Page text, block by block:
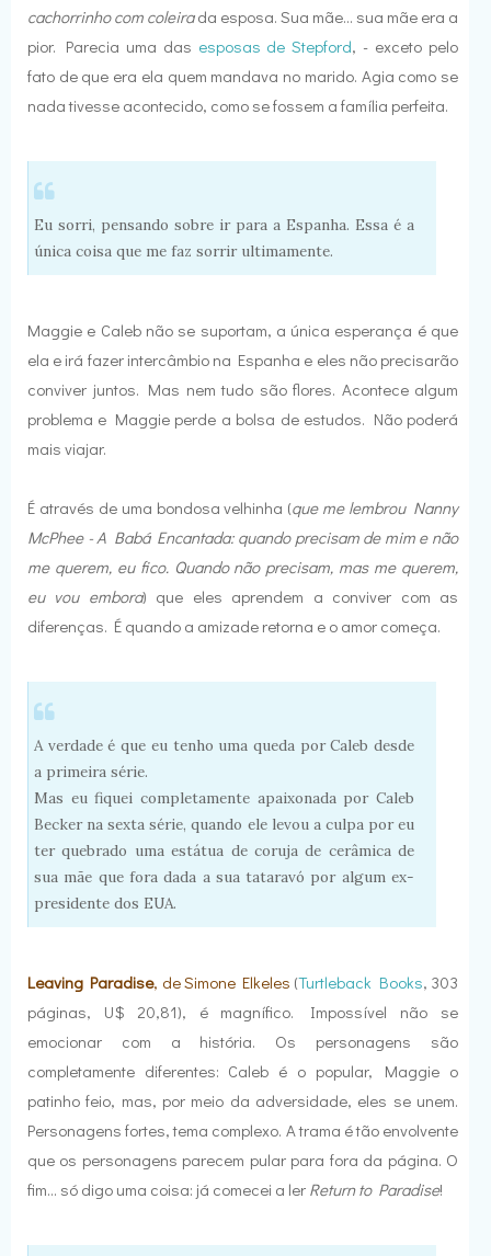
cachorrinho com coleirada esposa. Sua mãe... sua mãe era a
pior. Parecia uma das esposas de Stepford, - exceto pelo
fato de que era ela quem mandava no marido. Agia como se
nada tivesse acontecido, como se fossem a família perfeita.
Eu sorri, pensando sobre ir para a Espanha. Essa é a
única coisa que me faz sorrir ultimamente.
Maggie e Caleb não se suportam, a única esperança é que
ela e irá fazer intercâmbio na Espanha e eles não precisarão
conviver juntos. Mas nem tudo são flores. Acontece algum
problema e Maggie perde a bolsa de estudos. Não poderá
mais viajar.
É através de uma bondosa velhinha (que me lembrou Nanny
McPhee - A Babá Encantada: quando precisam de mim e não
me querem, eu fico. Quando não precisam, mas me querem,
eu vou embora) que eles aprendem a conviver com as
diferenças. É quando a amizade retorna e o amor começa.
A verdade é que eu tenho uma queda por Caleb desde
a primeira série.
Mas eu fiquei completamente apaixonada por Caleb
Becker na sexta série, quando ele levou a culpa por eu
ter quebrado uma estátua de coruja de cerâmica de
sua mãe que fora dada a sua tataravó por algum ex-
presidente dos EUA.
Leaving Paradise, de Simone Elkeles (Turtleback Books, 303
páginas, U$ 20,81), é magnífico. Impossível não se
emocionar com a história. Os personagens são
completamente diferentes: Caleb é o popular, Maggie o
patinho feio, mas, por meio da adversidade, eles se unem.
Personagens fortes, tema complexo. A trama é tão envolvente
que os personagens parecem pular para fora da página. O
fim... só digo uma coisa: já comecei a ler Return to Paradise!